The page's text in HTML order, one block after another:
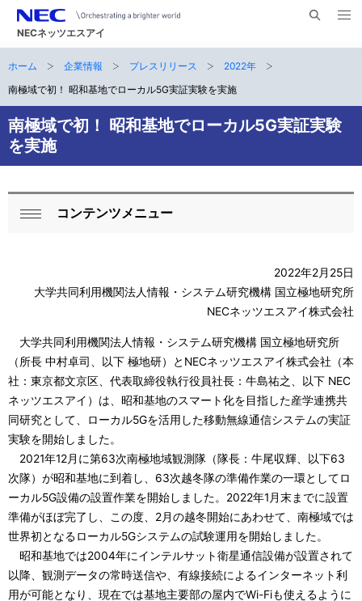
NECネッツエスアイ
索
メ
ナ
ビ
ゲ
ー
ョ
サ
イ
ト
内
の
現
ホーム 企業情報 プレスリリース
2022年
南極域で初！ 昭和基地でローカル5G実証実験を実施
南極域で初！ 昭和基地でローカル5G実証実験
を実施
ロ
ナ
ビ
ゲ
ー
シ
ョ
ン
コンテンツメニュー
2022年2月25日
大学共同利用機関法人情報・システム研究機構 国立極地研究所
NECネッツエスアイ株式会社
大学共同利用機関法人情報・システム研究機構 国立極地研究所
（所長 中村卓司、以下 極地研）とNECネッツエスアイ株式会社（本
社：東京都文京区、代表取締役執行役員社長：牛島祐之、以下 NEC
ネッツエスアイ）は、昭和基地のスマート化を目指した産学連携共
同研究として、ローカル5Gを活用した移動無線通信システムの実証
実験を開始しました。
2021年12月に第63次南極地域観測隊（隊長：牛尾収輝、以下63
次隊）が昭和基地に到着し、63次越冬隊の準備作業の一環としてロ
ーカル5G設備の設置作業を開始しました。2022年1月末までに設置
準備がほぼ完了し、この度、2月の越冬開始にあわせて、南極域では
世界初となるローカル5Gシステムの試験運用を開始しました。
昭和基地では2004年にインテルサット衛星通信設備が設置されて
以降、観測データの常時送信や、有線接続によるインターネット利
用が可能となり、現在では基地主要部の屋内でWi-Fiも使えるように